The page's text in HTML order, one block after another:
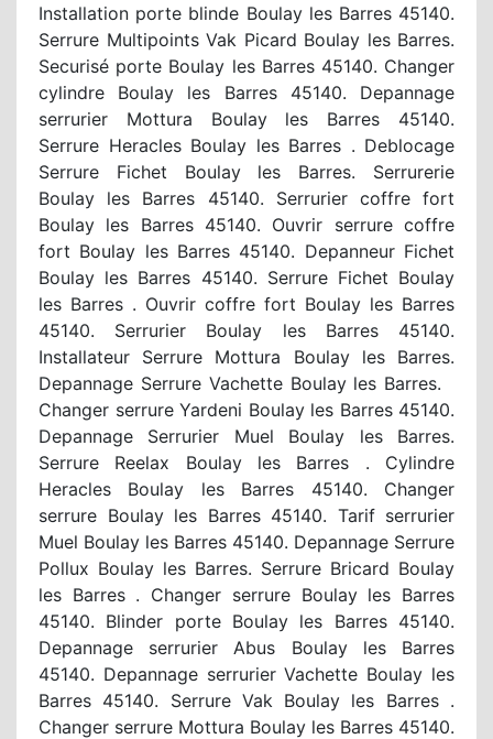
Installation porte blinde Boulay les Barres 45140.
Serrure Multipoints Vak Picard Boulay les Barres.
Securisé porte Boulay les Barres 45140. Changer
cylindre Boulay les Barres 45140. Depannage
serrurier Mottura Boulay les Barres 45140.
Serrure Heracles Boulay les Barres . Deblocage
Serrure Fichet Boulay les Barres. Serrurerie
Boulay les Barres 45140. Serrurier coffre fort
Boulay les Barres 45140. Ouvrir serrure coffre
fort Boulay les Barres 45140. Depanneur Fichet
Boulay les Barres 45140. Serrure Fichet Boulay
les Barres . Ouvrir coffre fort Boulay les Barres
45140. Serrurier Boulay les Barres 45140.
Installateur Serrure Mottura Boulay les Barres.
Depannage Serrure Vachette Boulay les Barres.
Changer serrure Yardeni Boulay les Barres 45140.
Depannage Serrurier Muel Boulay les Barres.
Serrure Reelax Boulay les Barres . Cylindre
Heracles Boulay les Barres 45140. Changer
serrure Boulay les Barres 45140. Tarif serrurier
Muel Boulay les Barres 45140. Depannage Serrure
Pollux Boulay les Barres. Serrure Bricard Boulay
les Barres . Changer serrure Boulay les Barres
45140. Blinder porte Boulay les Barres 45140.
Depannage serrurier Abus Boulay les Barres
45140. Depannage serrurier Vachette Boulay les
Barres 45140. Serrure Vak Boulay les Barres .
Changer serrure Mottura Boulay les Barres 45140.